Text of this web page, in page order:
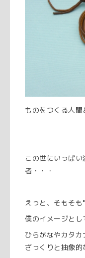
ものをつくる人間
この世にいっぱい
者・・・
えっと、そもそも
僕のイメージとし
ひらがなやカタカ
ざっくりと抽象的